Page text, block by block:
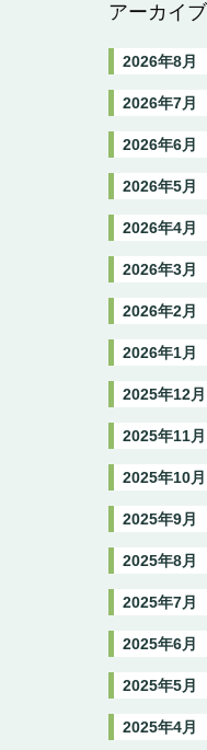
アーカイブ
2026年8月
2026年7月
2026年6月
2026年5月
2026年4月
2026年3月
2026年2月
2026年1月
2025年12月
2025年11月
2025年10月
2025年9月
2025年8月
2025年7月
2025年6月
2025年5月
2025年4月